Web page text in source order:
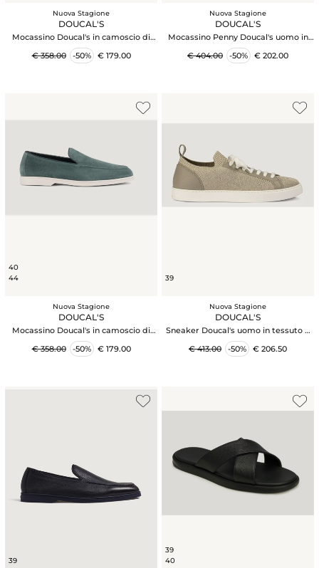
Nuova Stagione
DOUCAL'S
Mocassino Doucal's in camoscio di
vitello sabbia
€ 358.00
-50% € 179.00
Nuova Stagione
DOUCAL'S
Mocassino Penny Doucal's uomo in
pelle nera
€ 404.00
-50% € 202.00
40
44
Nuova Stagione
DOUCAL'S
Mocassino Doucal's in camoscio di
vitello blu oceano
€ 358.00
-50% € 179.00
39
Nuova Stagione
DOUCAL'S
Sneaker Doucal's uomo in tessuto e
pelle taupe
€ 413.00
-50% € 206.50
39
39
40